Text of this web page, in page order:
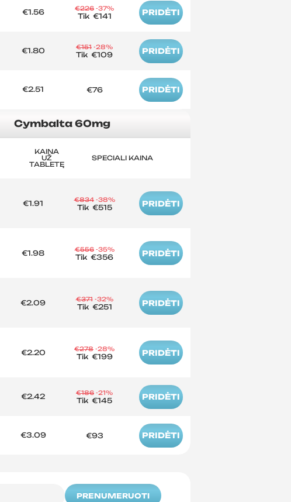
€1.56 €226 -37%
Tik €141 PRIDĖTI
€1.80 €151 -28%
Tik €109 PRIDĖTI
€2.51 €76 PRIDĖTI
Cymbalta 60mg
KAINA
UŽ
TABLETĘ
SPECIALI KAINA
€1.91 €834 -38%
Tik €515 PRIDĖTI
€1.98 €556 -35%
Tik €356 PRIDĖTI
€2.09 €371 -32%
Tik €251 PRIDĖTI
€2.20 €278 -28%
Tik €199 PRIDĖTI
€2.42 €186 -21%
Tik €145 PRIDĖTI
€3.09 €93 PRIDĖTI
PRENUMERUOTI